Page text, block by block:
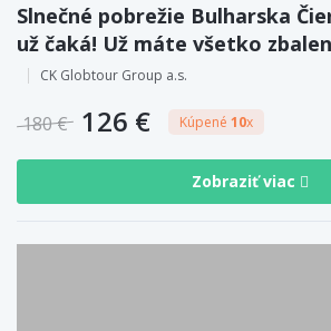
Slnečné pobrežie Bulharska
už čaká! Už máte všetko
CK Globtour Group a.s.
180 € 126 € Kúpené 10x
Zobraziť viac